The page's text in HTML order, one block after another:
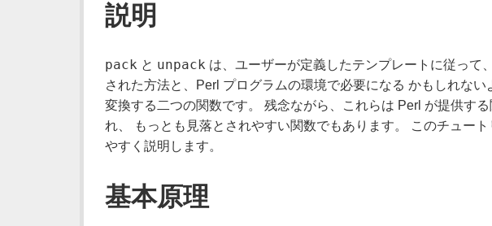
説明
pack と unpack は、ユーザーが定義したテンプレートに従って
された方法と、Perl プログラムの環境で必要になる かもしれな
変換する二つの関数です。 残念ながら、これらは Perl が提供す
れ、 もっとも見落とされやすい関数でもあります。 このチュー
やすく説明します。
基本原理